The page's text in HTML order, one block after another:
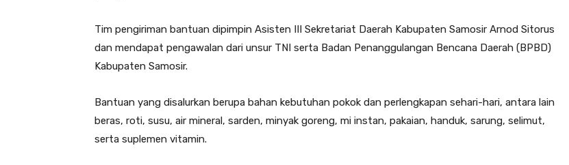
Tim pengiriman bantuan dipimpin Asisten III Sekretariat Daerah Kabupaten Samosir Arnod Sitorus
dan mendapat pengawalan dari unsur TNI serta Badan Penanggulangan Bencana Daerah (BPBD)
Kabupaten Samosir.
Bantuan yang disalurkan berupa bahan kebutuhan pokok dan perlengkapan sehari-hari, antara lain
beras, roti, susu, air mineral, sarden, minyak goreng, mi instan, pakaian, handuk, sarung, selimut,
serta suplemen vitamin.